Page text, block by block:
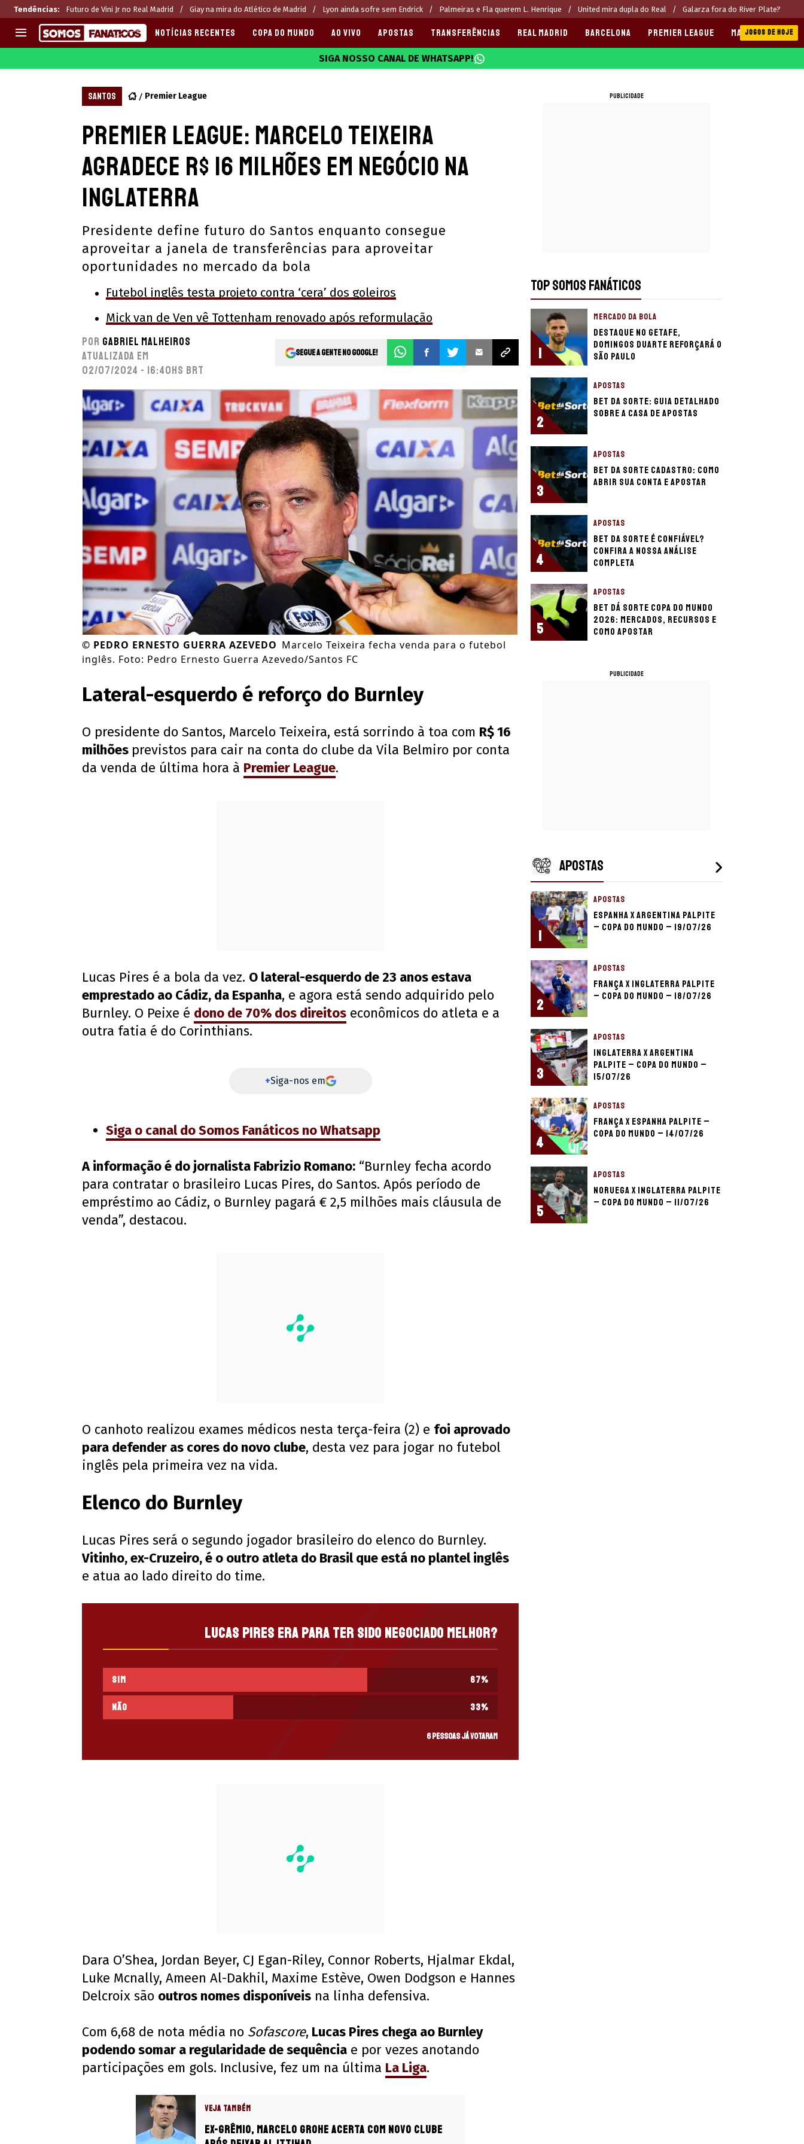
Tendências: Futuro de Vini Jr no Real Madrid Giay na mira do Atlético de Madrid Lyon ainda sofre sem Endrick Palmeiras e Fla querem L. Henrique United mira dupla do Real Galarza fora do River Plate?
CHAMPIONS LEAGUE
PREMIER LEAGUE
LIGA PORTUGUESA
Melhores sites de apostas 2025
CASAS DE APOSTAS
CÓDIGOS e OFERTAS
APPS
NOTÍCIAS RECENTES COPA DO MUNDO AO VIVO APOSTAS TRANSFERÊNCIAS REAL MADRID BARCELONA PREMIER LEAGUE MANCHESTER CITY
JOGOS DE HOJE
SIGA NOSSO CANAL DE WHATSAPP!
SANTOS Premier League
Premier League: Marcelo Teixeira
agradece R$ 16 milhões em negócio na
Inglaterra
Presidente define futuro do Santos enquanto consegue
aproveitar a janela de transferências para aproveitar
oportunidades no mercado da bola
Futebol inglês testa projeto contra ‘cera’ dos goleiros
Mick van de Ven vê Tottenham renovado após reformulação
Por Gabriel Malheiros
Atualizada em
02/07/2024 - 16:40hs BRT
Segue a gente no Google!
© PEDRO ERNESTO GUERRA AZEVEDO Marcelo Teixeira fecha venda para o futebol
inglês. Foto: Pedro Ernesto Guerra Azevedo/Santos FC
Lateral-esquerdo é reforço do Burnley
O presidente do Santos, Marcelo Teixeira, está sorrindo à toa com R$ 16
milhões previstos para cair na conta do clube da Vila Belmiro por conta
da venda de última hora à Premier League.
Lucas Pires é a bola da vez. O lateral-esquerdo de 23 anos estava
emprestado ao Cádiz, da Espanha, e agora está sendo adquirido pelo
Burnley. O Peixe é dono de 70% dos direitos econômicos do atleta e a
outra fatia é do Corinthians.
+Siga-nos em
Siga o canal do Somos Fanáticos no Whatsapp
A informação é do jornalista Fabrizio Romano: “Burnley fecha acordo
para contratar o brasileiro Lucas Pires, do Santos. Após período de
empréstimo ao Cádiz, o Burnley pagará € 2,5 milhões mais cláusula de
venda”, destacou.
O canhoto realizou exames médicos nesta terça-feira (2) e foi aprovado
para defender as cores do novo clube, desta vez para jogar no futebol
inglês pela primeira vez na vida.
Elenco do Burnley
Lucas Pires será o segundo jogador brasileiro do elenco do Burnley.
Vitinho, ex-Cruzeiro, é o outro atleta do Brasil que está no plantel inglês
e atua ao lado direito do time.
Lucas Pires era para ter sido negociado melhor?
SIM 67%
NÃO 33%
6 pessoas já votaram
Dara O’Shea, Jordan Beyer, CJ Egan-Riley, Connor Roberts, Hjalmar Ekdal,
Luke Mcnally, Ameen Al-Dakhil, Maxime Estève, Owen Dodgson e Hannes
Delcroix são outros nomes disponíveis na linha defensiva.
Com 6,68 de nota média no Sofascore, Lucas Pires chega ao Burnley
podendo somar a regularidade de sequência e por vezes anotando
participações em gols. Inclusive, fez um na última La Liga.
VEJA TAMBÉM
Ex-Grêmio, Marcelo Grohe acerta com novo clube
PUBLICIDADE
TOP SOMOS FANÁTICOS
1
MERCADO DA BOLA
Destaque no Getafe,
Domingos Duarte reforçará o
São Paulo
2
APOSTAS
Bet da Sorte: guia detalhado
sobre a casa de apostas
3
APOSTAS
Bet da Sorte cadastro: como
abrir sua conta e apostar
4
APOSTAS
Bet da Sorte é confiável?
Confira a nossa análise
completa
5
APOSTAS
Bet dá Sorte Copa do Mundo
2026: mercados, recursos e
como apostar
PUBLICIDADE
APOSTAS
1
APOSTAS
Espanha x Argentina palpite
– Copa do Mundo – 19/07/26
2
APOSTAS
França x Inglaterra palpite
– Copa do Mundo – 18/07/26
3
APOSTAS
Inglaterra x Argentina
palpite – Copa do Mundo –
15/07/26
4
APOSTAS
França x Espanha palpite –
Copa do Mundo – 14/07/26
5
APOSTAS
Noruega x Inglaterra palpite
– Copa do Mundo – 11/07/26